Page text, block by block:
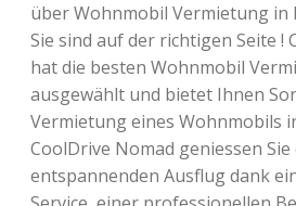
über Wohnmobil Vermietung in
Sie sind auf der richtigen Seite !
hat die besten Wohnmobil
ausgewählt und bietet Ihnen
Vermietung eines Wohnmobils
CoolDrive Nomad geniessen Sie
entspannenden Ausflug dank